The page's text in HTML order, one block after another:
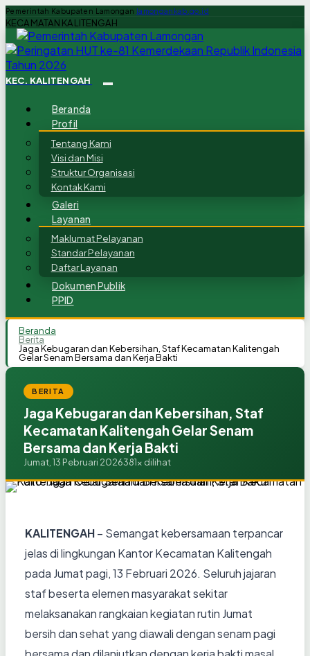
Pemerintah Kabupaten Lamongan lamongankab.go.id
KECAMATAN KALITENGAH
KEC. KALITENGAH
Beranda
Profil
Tentang Kami
Visi dan Misi
Struktur Organisasi
Kontak Kami
Galeri
Layanan
Maklumat Pelayanan
Standar Pelayanan
Daftar Layanan
Dokumen Publik
PPID
Beranda
Berita
Jaga Kebugaran dan Kebersihan, Staf Kecamatan Kalitengah
Gelar Senam Bersama dan Kerja Bakti
BERITA
Jaga Kebugaran dan Kebersihan, Staf
Kecamatan Kalitengah Gelar Senam
Bersama dan Kerja Bakti
Jumat, 13 Pebruari 2026381x dilihat
KALITENGAH– Semangat kebersamaan terpancar
jelas di lingkungan Kantor Kecamatan Kalitengah
pada Jumat pagi, 13 Februari 2026. Seluruh jajaran
staf beserta elemen masyarakat sekitar
melaksanakan rangkaian kegiatan rutin Jumat
bersih dan sehat yang diawali dengan senam pagi